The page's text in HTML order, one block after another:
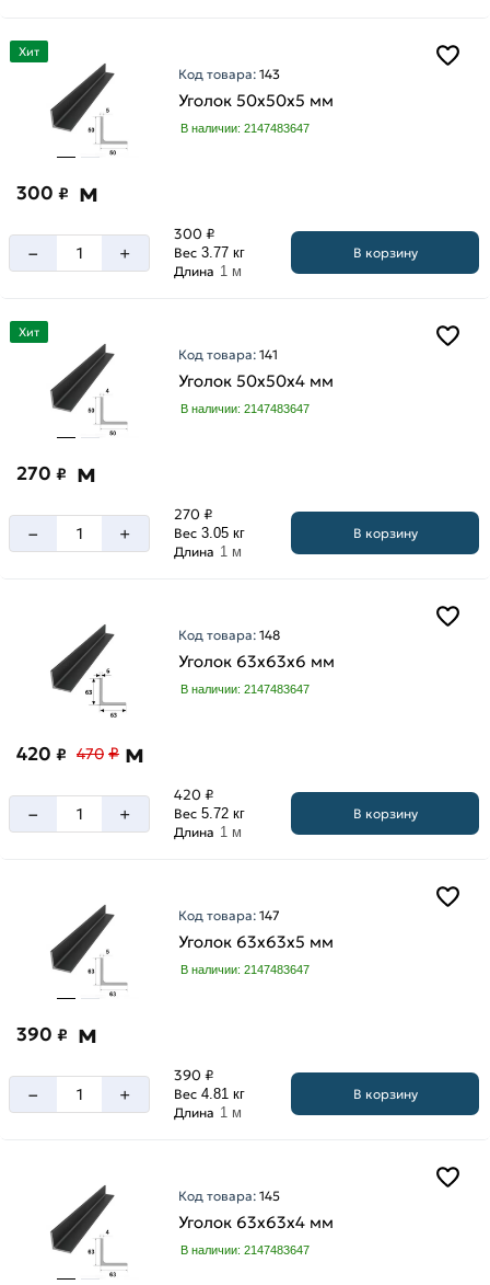
Хит
Код товара:143
Уголок 50х50х5 мм
В наличии: 2147483647
300 ₽ м
– +
300 ₽
Вес 3.77 кг
Длина 1 м
В корзину
Хит
Код товара:141
Уголок 50х50х4 мм
В наличии: 2147483647
270 ₽ м
– +
270 ₽
Вес 3.05 кг
Длина 1 м
В корзину
Код товара:148
Уголок 63х63х6 мм
В наличии: 2147483647
420 ₽ 470 ₽ м
– +
420 ₽
Вес 5.72 кг
Длина 1 м
В корзину
Код товара:147
Уголок 63х63х5 мм
В наличии: 2147483647
390 ₽ м
– +
390 ₽
Вес 4.81 кг
Длина 1 м
В корзину
Код товара:145
Уголок 63х63х4 мм
В наличии: 2147483647